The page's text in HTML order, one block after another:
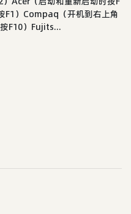
F1）Compaq（开机到右上角
F10）Fujits...